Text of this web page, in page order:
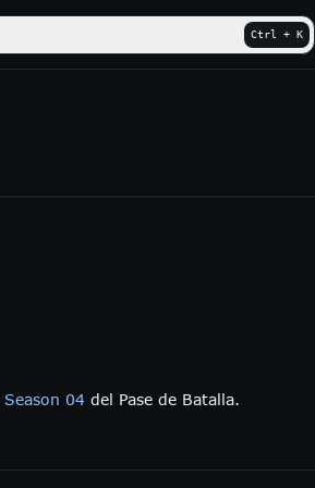
Ctrl + K
Season 04 del Pase de Batalla.